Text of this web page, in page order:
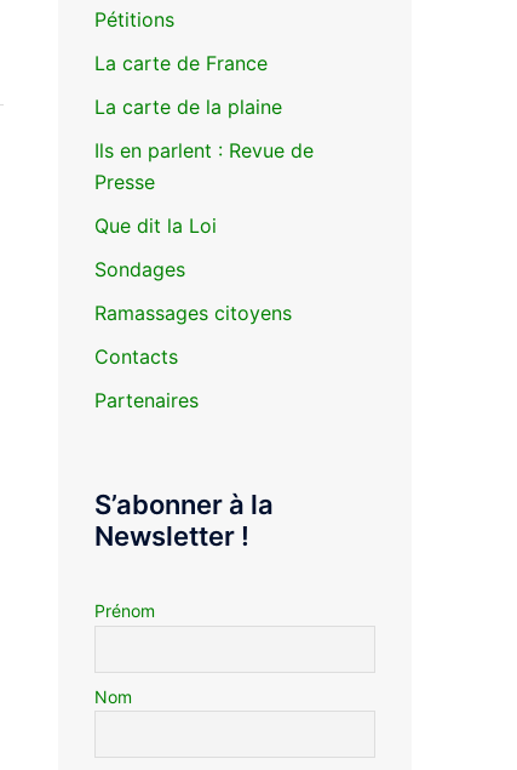
Pétitions
La carte de France
La carte de la plaine
Ils en parlent : Revue de
Presse
Que dit la Loi
Sondages
Ramassages citoyens
Contacts
Partenaires
S’abonner à la
Newsletter !
Prénom
Nom